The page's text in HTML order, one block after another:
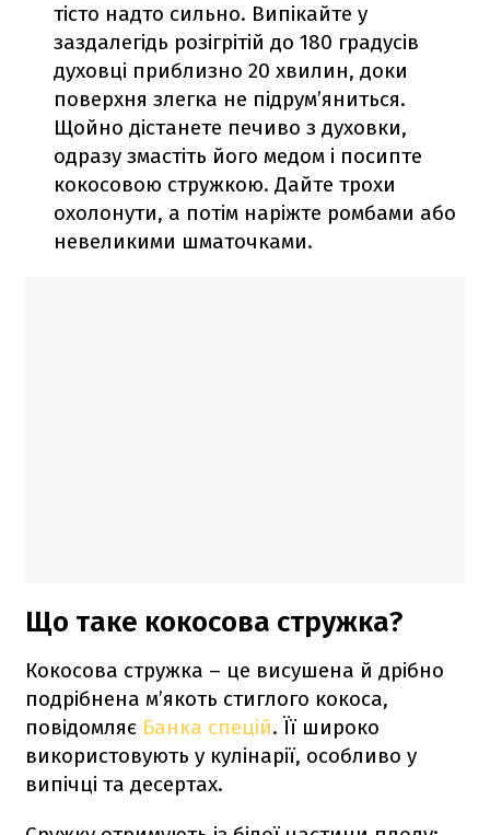
тісто надто сильно. Випікайте у
заздалегідь розігрітій до 180 градусів
духовці приблизно 20 хвилин, доки
поверхня злегка не підрум’яниться.
Щойно дістанете печиво з духовки,
одразу змастіть його медом і посипте
кокосовою стружкою. Дайте трохи
охолонути, а потім наріжте ромбами або
невеликими шматочками.
Що таке кокосова стружка?
Кокосова стружка – це висушена й дрібно
подрібнена м’якоть стиглого кокоса,
повідомляє Банка спецій. Її широко
використовують у кулінарії, особливо у
випічці та десертах.